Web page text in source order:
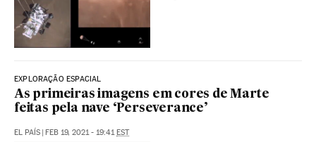
EXPLORAÇÃO ESPACIAL
As primeiras imagens em cores de Marte
feitas pela nave ‘Perseverance’
EL PAÍS | FEB 19, 2021 - 19:41EST